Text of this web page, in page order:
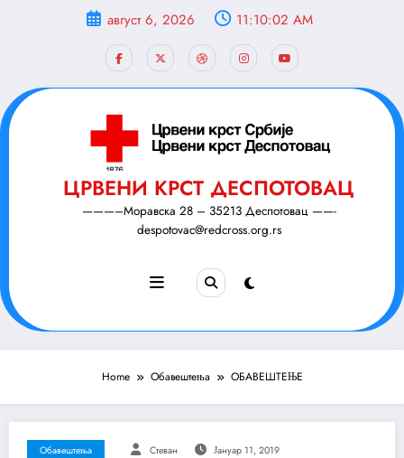
август 6, 2026 11:10:03 AM
ЦРВЕНИ КРСТ ДЕСПОТОВАЦ
———–Моравска 28 – 35213 Деспотовац ——-
despotovac@redcross.org.rs
Home Обавештења ОБАВЕШТЕЊЕ
Обавештења Стеван Јануар 11, 2019